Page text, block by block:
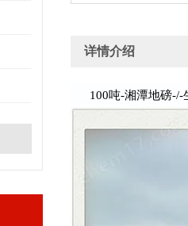
详情介绍
100吨-湘潭地磅-/-